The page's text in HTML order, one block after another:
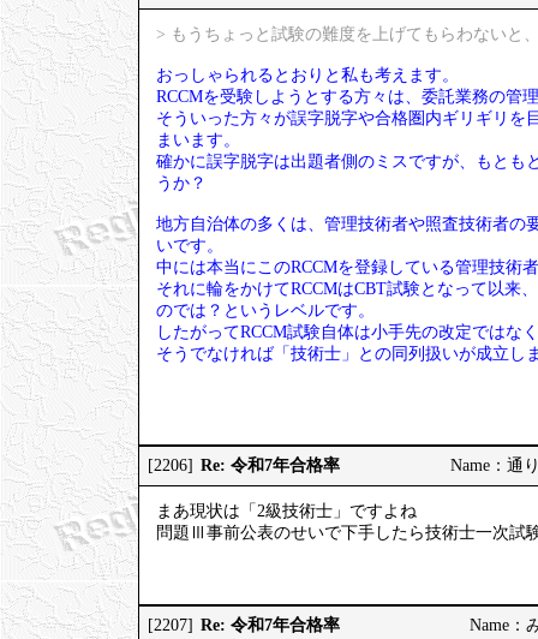
> もうちょっと試験の難度を上げてもらわないと
おっしゃられるとおりと私も考えます。
RCCMを受験しようとする方々は、委託業務の管
そういった方々が誤字脱字や合格圏内ギリギリ
まいます。
確かに誤字脱字は出題者側のミスですが、もとも
うか？
地方自治体の多くは、管理技術者や照査技術者の
いです。
中には本当にこのRCCMを登録している管理技術
それに輪をかけてRCCMはCBT試験となって以
のでは？というレベルです。
したがってRCCM試験自体は小手先の改定ではな
そうでなければ「技術士」との同列扱いが成立し
[2206] Re: 令和7年合格率 Name：通
まあ現状は「2級技術士」ですよね
問題Ⅲ事前公表のせいで下手したら技術士一次試
[2207] Re: 令和7年合格率 Name：